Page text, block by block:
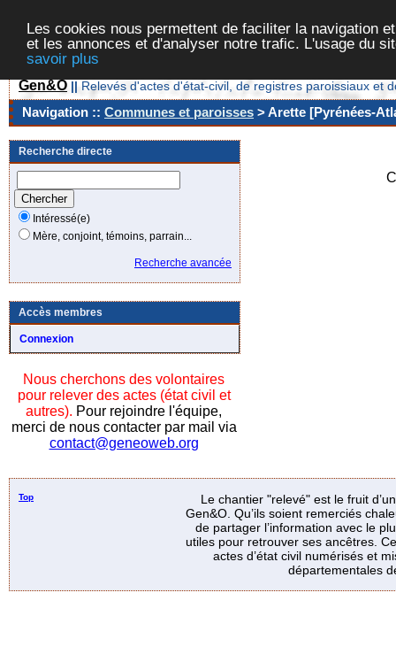
Les cookies nous permettent de faciliter la navigation
et les annonces et d'analyser notre trafic. L'usage du
savoir plus
Gen&O || Relevés d'actes d'état-civil, de registres paroissiaux et
Navigation :: Communes et paroisses > Arette [Pyrénées-
Recherche directe
Intéressé(e)
Mère, conjoint, témoins, parrain...
Recherche avancée
Accès membres
Connexion
Nous cherchons des volontaires
pour relever des actes (état civil et
autres). Pour rejoindre l'équipe,
merci de nous contacter par mail via
contact@geneoweb.org
Top
Le chantier "relevé" est le fruit
Gen&O. Qu’ils soient remerciés
de partager l’information avec le
utiles pour retrouver ses ancêtres.
actes d’état civil numérisés et
départementales